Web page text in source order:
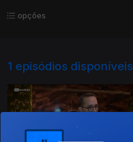
opções
1 episódios disponíveis
738401